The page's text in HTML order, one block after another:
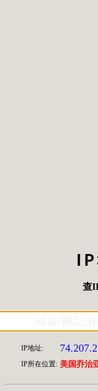
查
IP地址:
IP所在位置: 美国乔治